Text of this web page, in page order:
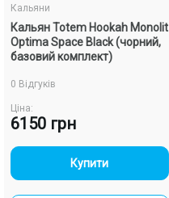
Кальяни
Кальян Totem Hookah Monolit
Optima Space Black (чорний,
базовий комплект)
0 Відгуків
Ціна:
6150 грн
- +
Купити